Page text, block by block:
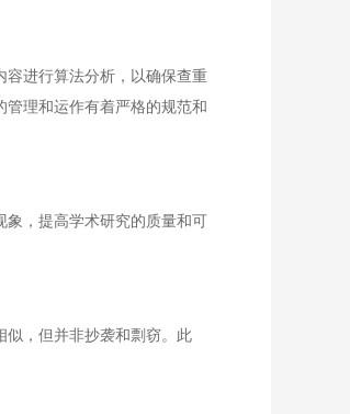
进行算法分析，以确保查重
理和运作有着严格的规范和
，提高学术研究的质量和可
，但并非抄袭和剽窃。此